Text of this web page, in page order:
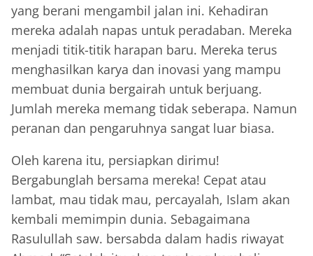
yang berani mengambil jalan ini. Kehadiran
mereka adalah napas untuk peradaban. Mereka
menjadi titik-titik harapan baru. Mereka terus
menghasilkan karya dan inovasi yang mampu
membuat dunia bergairah untuk berjuang.
Jumlah mereka memang tidak seberapa. Namun
peranan dan pengaruhnya sangat luar biasa.
Oleh karena itu, persiapkan dirimu!
Bergabunglah bersama mereka! Cepat atau
lambat, mau tidak mau, percayalah, Islam akan
kembali memimpin dunia. Sebagaimana
Rasulullah saw. bersabda dalam hadis riwayat